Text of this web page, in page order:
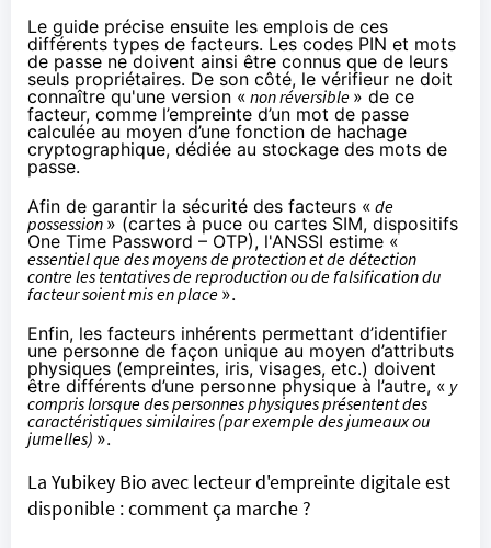
Le guide précise ensuite les emplois de ces
différents types de facteurs. Les codes PIN et mots
de passe ne doivent ainsi être connus que de leurs
seuls propriétaires. De son côté, le vérifieur ne doit
connaître qu'une version « non réversible » de ce
facteur, comme l’empreinte d’un mot de passe
calculée au moyen d’une fonction de hachage
cryptographique, dédiée au stockage des mots de
passe.
Afin de garantir la sécurité des facteurs « de
possession » (cartes à puce ou cartes SIM, dispositifs
One Time Password – OTP), l'ANSSI estime «
essentiel que des moyens de protection et de détection
contre les tentatives de reproduction ou de falsification du
facteur soient mis en place ».
Enfin, les facteurs inhérents permettant d’identifier
une personne de façon unique au moyen d’attributs
physiques (empreintes, iris, visages, etc.) doivent
être différents d’une personne physique à l’autre, « y
compris lorsque des personnes physiques présentent des
caractéristiques similaires (par exemple des jumeaux ou
jumelles) ».
La Yubikey Bio avec lecteur d'empreinte digitale est
disponible : comment ça marche ?